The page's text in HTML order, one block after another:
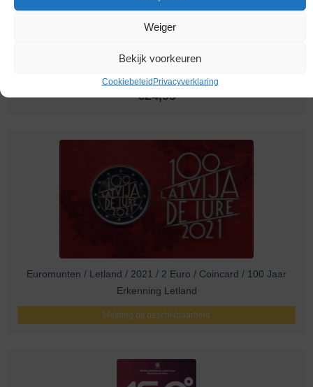
Weiger
Bekijk voorkeuren
CookiebeleidPrivacyverklaring
€24,95
Euromunten / Letland / 2021 / 2 Euro / Coincard / 100 Jaar
Erkenning Letland
Melding bij beschikbaarheid